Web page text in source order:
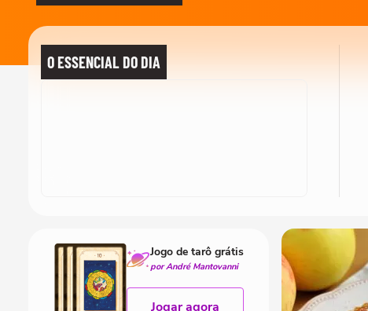
O ESSENCIAL DO DIA
Jogo de tarô grátis
por André Mantovanni
Jogar agora